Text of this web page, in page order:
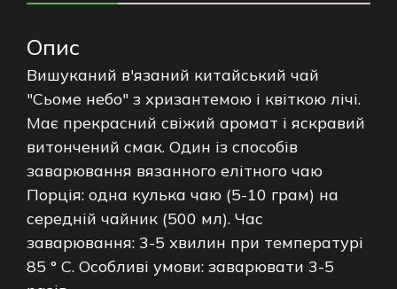
Опис
Вишуканий в'язаний китайський чай
"Сьоме небо" з хризантемою і квіткою лічі.
Має прекрасний свіжий аромат і яскравий
витончений смак. Один із способів
заварювання вязанного елітного чаю
Порція: одна кулька чаю (5-10 грам) на
середній чайник (500 мл). Час
заварювання: 3-5 хвилин при температурі
85 ° C. Особливі умови: заварювати 3-5